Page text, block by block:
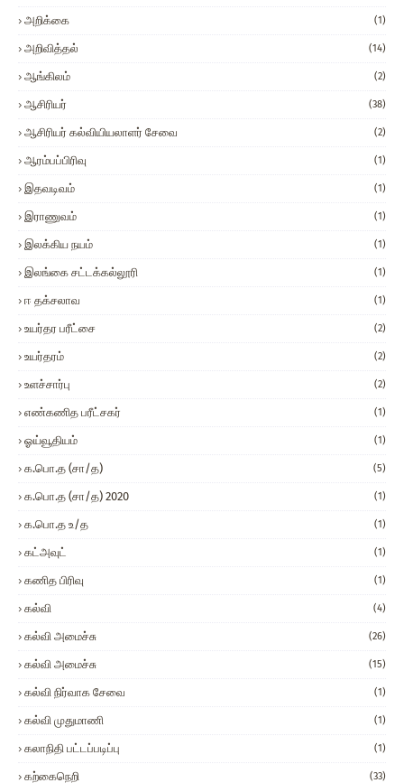
அறிக்கை (1)
அறிவித்தல் (14)
ஆங்கிலம் (2)
ஆசிரியர் (38)
ஆசிரியர் கல்வியியலாளர் சேவை (2)
ஆரம்பப்பிரிவு (1)
இதவடிவம் (1)
இராணுவம் (1)
இலக்கிய நயம் (1)
இலங்கை சட்டக்கல்லூரி (1)
ஈ தக்சலாவ (1)
உயர்தர பரீட்சை (2)
உயர்தரம் (2)
உளச்சார்பு (2)
எண்கணித பரீட்சகர் (1)
ஓய்வூதியம் (1)
க.பொ.த (சா/த) (5)
க.பொ.த (சா/த) 2020 (1)
க.பொ.த உ/த (1)
கட்அவுட் (1)
கணித பிரிவு (1)
கல்வி (4)
கல்வி அமைச்சு (26)
கல்வி அமைச்சு (15)
கல்வி நிர்வாக சேவை (1)
கல்வி முதுமாணி (1)
கலாநிதி பட்டப்படிப்பு (1)
கற்கைநெறி (33)